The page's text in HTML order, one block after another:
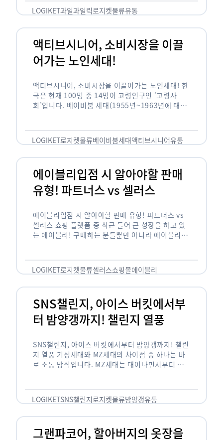
…
LOGIKET과일과일릭로지켓물류유통
액티브시니어, 소비시장을 이끌
어가는 노인세대!
액티브시니어, 소비시장을 이끌어가는 노인세대! 한
국은 현재 100명 중 14명이 고령인구인 ‘고령사
회’입니다. 베이비붐 세대(1955년~1963년에 태어
오고 있습니다. 하지만 사회가 늙어가는 …
LOGIKET로지켓물류베이비붐세대액티브시니어유통
에이블리입점 시 알아야할 판매
유형! 파트너스 vs 셀러스
에이블리입점 시 알아야할 판매 유형! 파트너스 vs
셀러스 쇼핑 플랫폼 중 최근 들어 큰 성장을 하고 있
는 에이블리! 구매하는 분들뿐만 아니라 에이블리에
LOGIKET로지켓물류셀러스쇼핑몰에이블리
SNS챌린지, 아이스 버킷에서부
터 밤양갱까지! 챌린지 열풍
SNS챌린지, 아이스 버킷에서부터 밤양갱까지! 챌린
지 열풍 기성세대와 MZ세대의 차이점 중 하나는 바
로 소통 방식입니다. MZ세대는 태어나면서부터 디
도 능숙한 …
LOGIKETSNS챌린지로지켓물류밤양갱유통
그랜파코어, 할아버지의 옷장을